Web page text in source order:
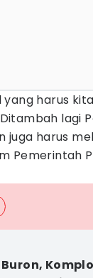
harus
lagi
harus
Pemerintah
Buron,